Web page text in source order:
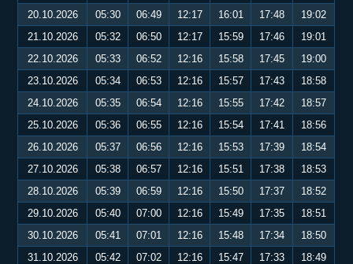
20.10.2026
05:30 06:49 12:17 16:01 17:48
19:02
21.10.2026
05:32 06:50 12:17 15:59 17:46
19:01
22.10.2026
05:33 06:52 12:16 15:58 17:45
19:00
23.10.2026
05:34 06:53 12:16 15:57 17:43
18:58
24.10.2026
05:35 06:54 12:16 15:55 17:42
18:57
25.10.2026
05:36 06:55 12:16 15:54 17:41
18:56
26.10.2026
05:37 06:56 12:16 15:53 17:39
18:54
27.10.2026
05:38 06:57 12:16 15:51 17:38
18:53
28.10.2026
05:39 06:59 12:16 15:50 17:37
18:52
29.10.2026
05:40 07:00 12:16 15:49 17:35
18:51
30.10.2026
05:41 07:01 12:16 15:48 17:34
18:50
31.10.2026
05:42 07:02 12:16 15:47 17:33
18:49